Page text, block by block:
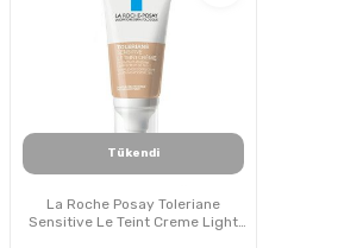
Tükendi
La Roche Posay Toleriane
Sensitive Le Teint Creme Light